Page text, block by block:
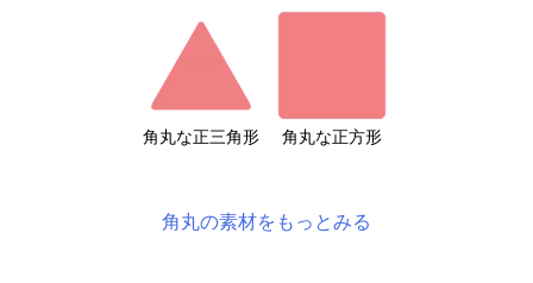
角丸な正三角形 角丸な正方形
角丸の素材をもっとみる